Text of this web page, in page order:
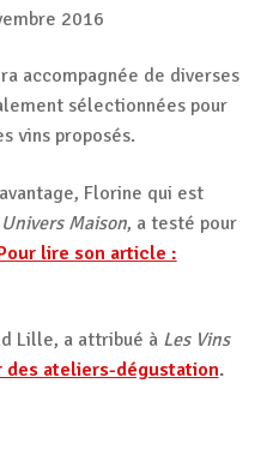
accompagnée de diverses
sélectionnées pour
vins proposés.
Florine qui est
Maison, a testé pour
lire son article :
Lille, a attribué à Les Vins
ateliers-dégustation.